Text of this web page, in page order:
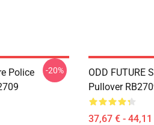
Police
-20%
ODD FUTURE
Pullover
37,67 € -